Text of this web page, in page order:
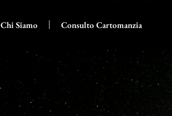
Chi Siamo Consulto Cartomanzia